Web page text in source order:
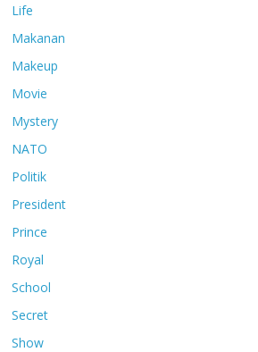
Life
Makanan
Makeup
Movie
Mystery
NATO
Politik
President
Prince
Royal
School
Secret
Show